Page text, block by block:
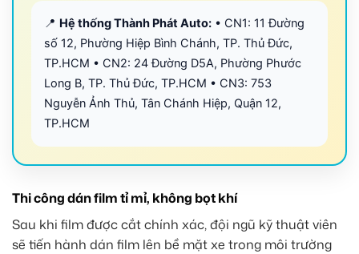
📍 Hệ thống Thành Phát Auto: • CN1: 11 Đường
số 12, Phường Hiệp Bình Chánh, TP. Thủ Đức,
TP.HCM • CN2: 24 Đường D5A, Phường Phước
Long B, TP. Thủ Đức, TP.HCM • CN3: 753
Nguyễn Ảnh Thủ, Tân Chánh Hiệp, Quận 12,
TP.HCM
Thi công dán film tỉ mỉ, không bọt khí
Sau khi film được cắt chính xác, đội ngũ kỹ thuật viên
sẽ tiến hành dán film lên bề mặt xe trong môi trường